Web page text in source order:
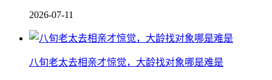
2026-07-11
八旬老太去相亲才惊觉，大龄找对象哪是难是